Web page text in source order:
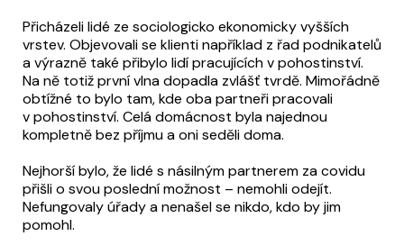
Přicházeli lidé ze sociologicko ekonomicky vyšších
vrstev. Objevovali se klienti například z řad podnikatelů
a výrazně také přibylo lidí pracujících v pohostinství.
Na ně totiž první vlna dopadla zvlášť tvrdě. Mimořádně
obtížné to bylo tam, kde oba partneři pracovali
v pohostinství. Celá domácnost byla najednou
kompletně bez příjmu a oni seděli doma.
Nejhorší bylo, že lidé s násilným partnerem za covidu
přišli o svou poslední možnost – nemohli odejít.
Nefungovaly úřady a nenašel se nikdo, kdo by jim
pomohl.